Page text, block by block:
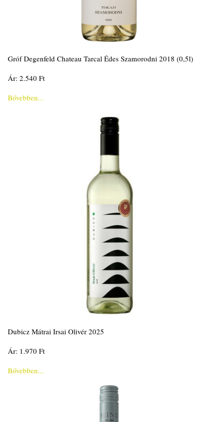
Gróf Degenfeld Chateau Tarcal Édes Szamorodni 2018 (0,5l)
Ár: 2.540 Ft
Bővebben...
Dubicz Mátrai Irsai Olivér 2025
Ár: 1.970 Ft
Bővebben...